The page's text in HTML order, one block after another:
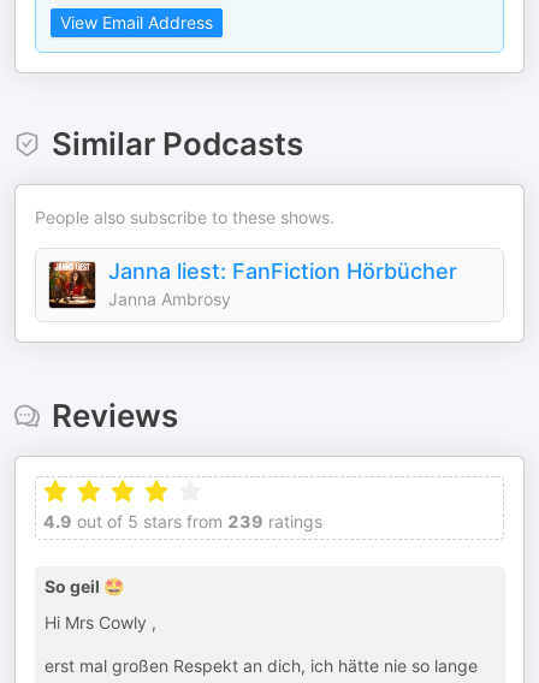
View Email Address
Similar Podcasts
People also subscribe to these shows.
Janna liest: FanFiction Hörbücher
Janna Ambrosy
Reviews
4.9 out of 5 stars from 239 ratings
So geil 🤩
Hi Mrs Cowly ,
erst mal großen Respekt an dich, ich hätte nie so lange